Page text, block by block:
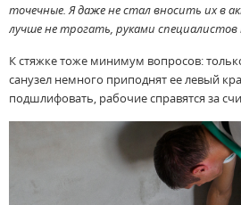
точечные. Я даже не стал вносить их в
лучше не трогать, руками
К стяжке тоже минимум вопросов:
санузел немного приподнят ее левый
подшлифовать, рабочие справятся за